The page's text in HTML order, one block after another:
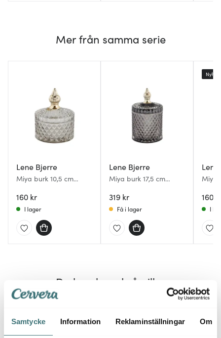
Samtycke Information Reklaminställningar Om
Mer från samma serie
Lene Bjerre
Miya burk 10,5 cm
160 kr
I lager
Lene Bjerre
Miya burk 17,5 cm
319 kr
Få i lager
Miya
160
Nyhet
I
Du kanske också gillar